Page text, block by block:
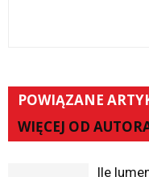
POWIĄZANE
WIĘCEJ OD
Ile